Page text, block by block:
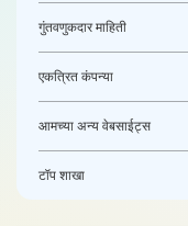
गुंतवणुकदार माहिती
एकत्रित कंपन्या
आमच्या अन्य वेबसाईट्स
टॉप शाखा